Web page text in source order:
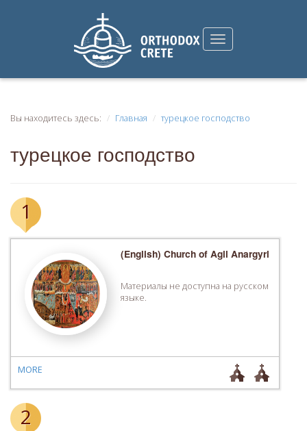
Вы находитесь здесь: Главная турецкое господство
турецкое господство
1
(English) Church of Agii Anargyri
Материалы не доступна на русском
языке.
MORE
2